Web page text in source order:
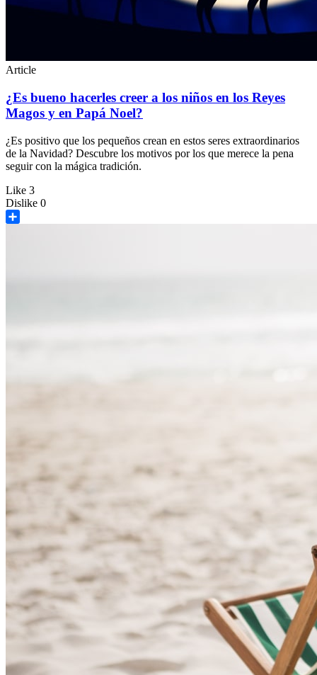
Article
¿Es bueno hacerles creer a los niños en los Reyes
Magos y en Papá Noel?
¿Es positivo que los pequeños crean en estos seres extraordinarios
de la Navidad? Descubre los motivos por los que merece la pena
seguir con la mágica tradición.
Like 3
Dislike 0